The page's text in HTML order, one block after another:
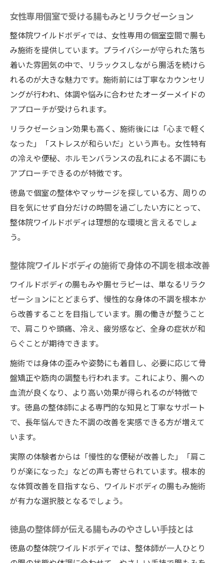
説
整体師が語る腸もみと健康美の関係性
柔らかく凹むお腹を目指す腸活方法
整体院ワイルドボディ式腸活で理想のお腹
を実現
腸もみとリンパマッサージでお腹のやわら
徳島で受けられる人気の腸活プログラム
腸セラピーで身体全体の不調を根本から改
善
健康美に導く整体院ワイルドボディの秘密
整体院ワイルドボディで叶う健康美のポイ
ド
腸セラピーとリンパマッサージの相乗効果
とは
整体院ワイルドボディの個室施術が人気の
理由
口コミで広がる腸活とお腹痩せの実感体験
女性専用個室で受ける腸もみとリラクゼーション
整体院ワイルドボディでは、女性専用の個室空間で腸も
み施術を提供しています。プライバシーが守られた落ち
着いた雰囲気の中で、リラックスしながら腸活を続けら
れるのが大きな魅力です。施術前には丁寧なカウンセリ
ングが行われ、体調や悩みに合わせたオーダーメイドの
アプローチが受けられます。
リラクゼーション効果も高く、施術後には「心まで軽く
なった」「ストレスが和らいだ」という声も。女性特有
の冷えや便秘、ホルモンバランスの乱れによる不調にも
アプローチできるのが特徴です。
徳島で個室の整体やマッサージを探している方、周りの
目を気にせず自分だけの時間を過ごしたい方にとって、
整体院ワイルドボディは理想的な環境と言えるでしょ
う。
整体院ワイルドボディの施術で身体の不調を根本改善
ワイルドボディの腸もみや腸セラピーは、単なるリラク
ゼーションにとどまらず、慢性的な身体の不調を根本か
ら改善することを目指しています。腸の働きが整うこと
で、肩こりや頭痛、冷え、疲労感など、全身の症状が和
らぐことが期待できます。
施術では身体の歪みや姿勢にも着目し、必要に応じて骨
盤矯正や筋肉の調整も行われます。これにより、腸への
血流が良くなり、より高い効果が得られるのが特徴で
す。徳島の整体師による専門的な知見と丁寧なサポート
で、長年悩んできた不調の改善を実感できる方が増えて
います。
実際の体験者からは「慢性的な便秘が改善した」「肩こ
りが楽になった」などの声も寄せられています。根本的
な体質改善を目指すなら、ワイルドボディの腸もみ施術
が有力な選択肢となるでしょう。
徳島の整体師が伝える腸もみのやさしい手技とは
徳島の整体院ワイルドボディでは、整体師が一人ひとり